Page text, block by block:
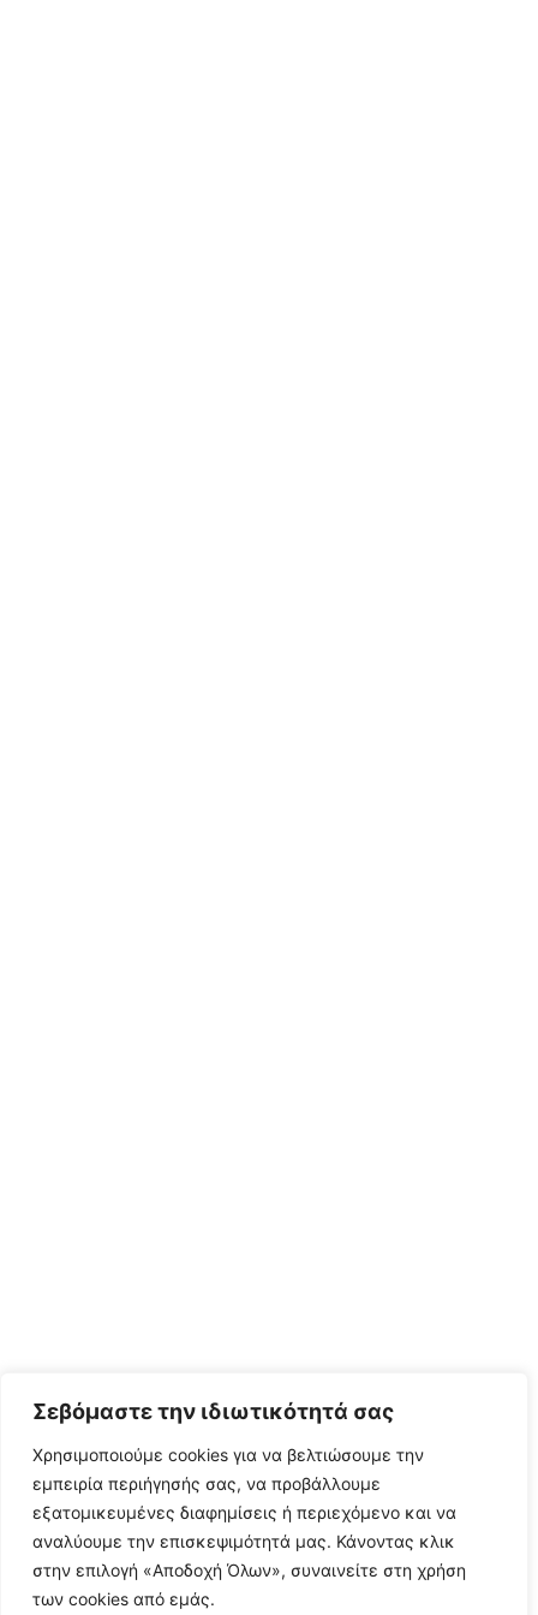
Σεβόμαστε την ιδιωτικότητά σας
Χρησιμοποιούμε cookies για να βελτιώσουμε την
εμπειρία περιήγησής σας, να προβάλλουμε
εξατομικευμένες διαφημίσεις ή περιεχόμενο και να
αναλύουμε την επισκεψιμότητά μας. Κάνοντας κλικ
στην επιλογή «Αποδοχή Όλων», συναινείτε στη χρήση
των cookies από εμάς.